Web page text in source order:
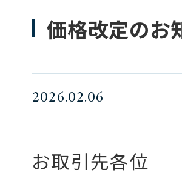
価格改定のお
2026.02.06
お取引先各位